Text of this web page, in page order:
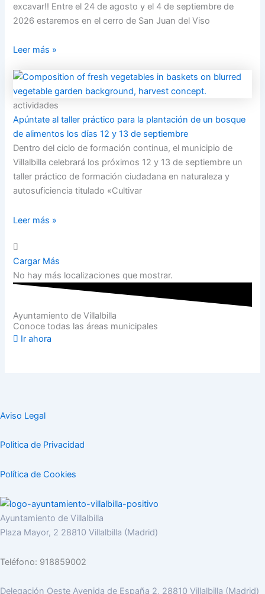
excavar!! Entre el 24 de agosto y el 4 de septiembre de
2026 estaremos en el cerro de San Juan del Viso
Leer más »
actividades
Apúntate al taller práctico para la plantación de un bosque
de alimentos los días 12 y 13 de septiembre
Dentro del ciclo de formación continua, el municipio de
Villalbilla celebrará los próximos 12 y 13 de septiembre un
taller práctico de formación ciudadana en naturaleza y
autosuficiencia titulado «Cultivar
Leer más »
Cargar Más
No hay más localizaciones que mostrar.
Ayuntamiento de Villalbilla
Conoce todas las áreas municipales
Ir ahora
Aviso Legal
Politica de Privacidad
Política de Cookies
Ayuntamiento de Villalbilla
Plaza Mayor, 2 28810 Villalbilla (Madrid)
Teléfono: 918859002
Delegación Oeste Avenida de España 2, 28810 Villalbilla (Madrid)